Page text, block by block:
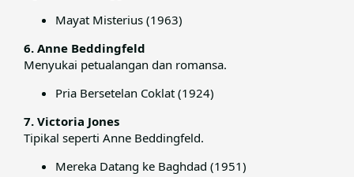
Mayat Misterius (1963)
6. Anne Beddingfeld
Menyukai petualangan dan romansa.​
Pria Bersetelan Coklat (1924)
7. Victoria Jones
Tipikal seperti Anne Beddingfeld.​
Mereka Datang ke Baghdad (1951)